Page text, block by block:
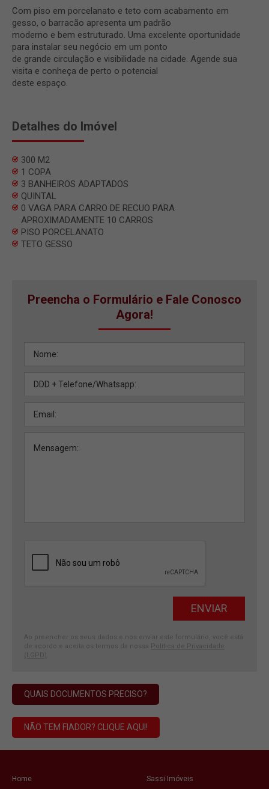
Com piso em porcelanato e teto com acabamento em
gesso, o barracão apresenta um padrão
moderno e bem estruturado. Uma excelente oportunidade
para instalar seu negócio em um ponto
de grande circulação e visibilidade na cidade. Agende sua
visita e conheça de perto o potencial
deste espaço.
Detalhes do Imóvel
300 M2
1 COPA
3 BANHEIROS ADAPTADOS
QUINTAL
0 VAGA PARA CARRO DE RECUO PARA
APROXIMADAMENTE 10 CARROS
PISO PORCELANATO
TETO GESSO
Preencha o Formulário e Fale Conosco
Agora!
Ao preencher os seus dados e nos enviar este formulário, você está
de acordo e aceita os termos da nossa Política de Privacidade
(LGPD)
QUAIS DOCUMENTOS PRECISO?
NÃO TEM FIADOR? CLIQUE AQUI!
Home
Sassi Imóveis